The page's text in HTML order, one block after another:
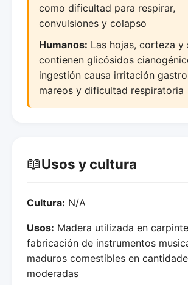
como dificultad para respirar,
convulsiones y colapso
Humanos: Las hojas, corteza y
contienen glicósidos
ingestión causa irritación
mareos y dificultad respiratoria
📖Usos y cultura
Cultura: N/A
Usos: Madera utilizada en
fabricación de instrumentos
maduros comestibles en
moderadas